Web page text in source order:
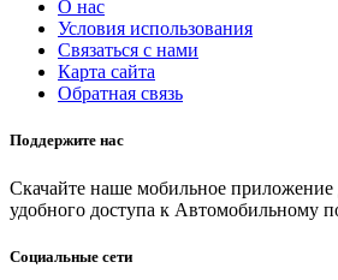
О нас
Условия использования
Связаться с нами
Карта сайта
Обратная связь
Поддержите нас
Скачайте наше мобильное приложение
удобного доступа к Автомобильному
Социальные сети